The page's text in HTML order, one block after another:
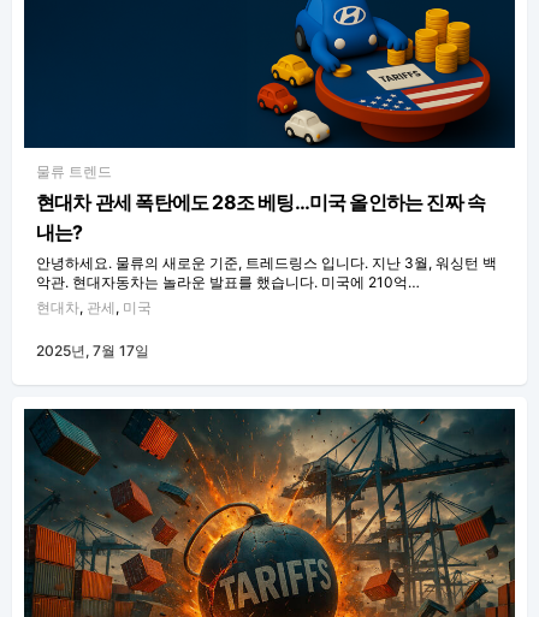
물류 트렌드
현대차 관세 폭탄에도 28조 베팅…미국 올인하는 진짜 속
내는?
안녕하세요. 물류의 새로운 기준, 트레드링스 입니다. 지난 3월, 워싱턴 백
악관. 현대자동차는 놀라운 발표를 했습니다. 미국에 210억…
현대차, 관세, 미국
2025년, 7월 17일